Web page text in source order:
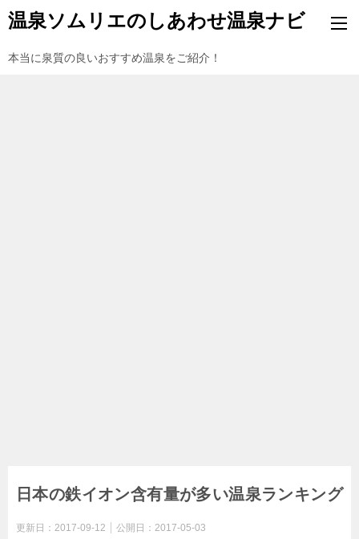
温泉ソムリエのしあわせ温泉ナビ
本当に泉質の良いおすすめ温泉をご紹介！
日本の鉄イオン含有量が多い温泉ランキング
更新日： 2017-09-12 公開日： 2017-05-03